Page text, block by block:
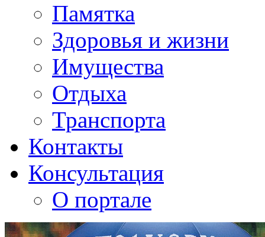
Памятка
Здоровья и жизни
Имущества
Отдыха
Транспорта
Контакты
Консультация
О портале